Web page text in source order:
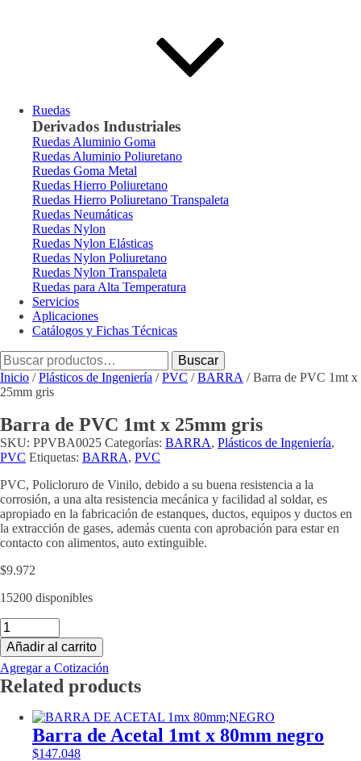
Ruedas
Derivados Industriales
Ruedas Aluminio Goma
Ruedas Aluminio Poliuretano
Ruedas Goma Metal
Ruedas Hierro Poliuretano
Ruedas Hierro Poliuretano Transpaleta
Ruedas Neumáticas
Ruedas Nylon
Ruedas Nylon Elásticas
Ruedas Nylon Poliuretano
Ruedas Nylon Transpaleta
Ruedas para Alta Temperatura
Servicios
Aplicaciones
Catálogos y Fichas Técnicas
Buscar
por:
Buscar
Inicio /Plásticos de Ingeniería /PVC /BARRA / Barra de PVC 1mt x
25mm gris
Barra de PVC 1mt x 25mm gris
SKU: PPVBA0025 Categorías: BARRA, Plásticos de Ingeniería,
PVC Etiquetas: BARRA, PVC
PVC, Policloruro de Vinilo, debido a su buena resistencia a la
corrosión, a una alta resistencia mecánica y facilidad al soldar, es
apropiado en la fabricación de estanques, ductos, equipos y ductos en
la extracción de gases, además cuenta con aprobación para estar en
contacto con alimentos, auto extinguible.
$9.972
15200 disponibles
Barra
de
PVC
1mt
x
25mm
cantidad
Añadir al carrito
Agregar a Cotización
Related products
Barra de Acetal 1mt x 80mm negro
$147.048